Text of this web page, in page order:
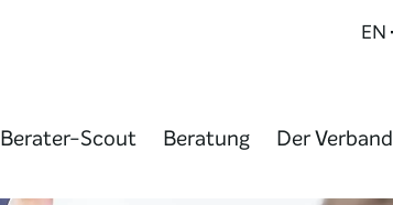
EN
Berater-Scout Beratung Der Verband